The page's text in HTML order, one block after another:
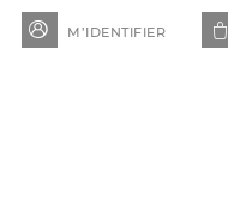
 M’IDENTIFIER 